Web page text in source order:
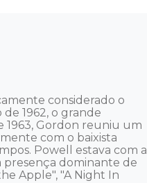
considerado o
1962, o grande
1963, Gordon reuniu um
com o baixista
Powell estava com a
presença dominante de
Apple", "A Night In